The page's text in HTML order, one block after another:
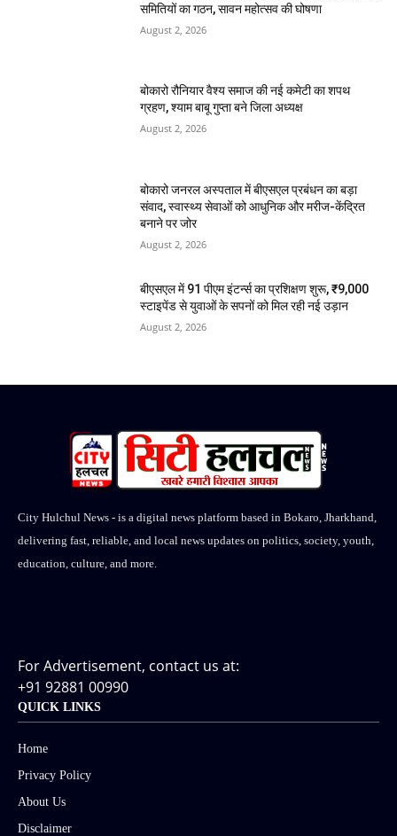
समितियों का गठन, सावन महोत्सव की घोषणा
August 2, 2026
बोकारो रौनियार वैश्य समाज की नई कमेटी का शपथ
ग्रहण, श्याम बाबू गुप्ता बने जिला अध्यक्ष
August 2, 2026
बोकारो जनरल अस्पताल में बीएसएल प्रबंधन का बड़ा
संवाद, स्वास्थ्य सेवाओं को आधुनिक और मरीज-केंद्रित
बनाने पर जोर
August 2, 2026
बीएसएल में 91 पीएम इंटर्न्स का प्रशिक्षण शुरू, ₹9,000
स्टाइपेंड से युवाओं के सपनों को मिल रही नई उड़ान
August 2, 2026
City Hulchul News - is a digital news platform based in Bokaro, Jharkhand,
delivering fast, reliable, and local news updates on politics, society, youth,
education, culture, and more.
For Advertisement, contact us at:
+91 92881 00990
QUICK LINKS
Home
Privacy Policy
About Us
Disclaimer